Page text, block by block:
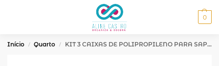
0
Início / Quarto / KIT 3 CAIXAS DE POLIPROPILENO PARA SAPATOS G